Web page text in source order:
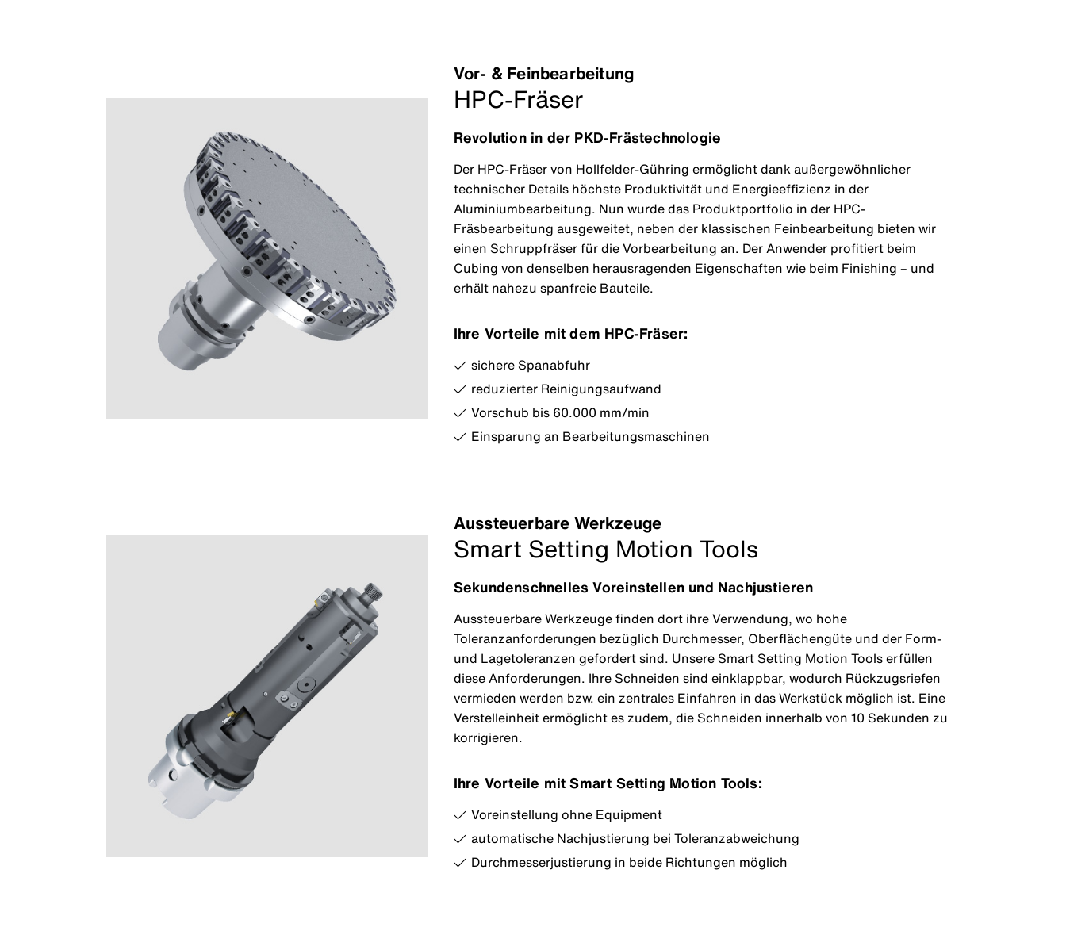
Vor- & Feinbearbeitung
HPC-Fräser
Revolution in der PKD-Frästechnologie
Der HPC-Fräser von Hollfelder-Gühring ermöglicht dank außergewöhnlicher
technischer Details höchste Produktivität und Energieeffizienz in der
Aluminiumbearbeitung. Nun wurde das Produktportfolio in der HPC-
Fräsbearbeitung ausgeweitet, neben der klassischen Feinbearbeitung bieten wir
einen Schruppfräser für die Vorbearbeitung an. Der Anwender profitiert beim
Cubing von denselben herausragenden Eigenschaften wie beim Finishing – und
erhält nahezu spanfreie Bauteile.
Ihre Vorteile mit dem HPC-Fräser:
sichere Spanabfuhr
reduzierter Reinigungsaufwand
Vorschub bis 60.000 mm/min
Einsparung an Bearbeitungsmaschinen
Aussteuerbare Werkzeuge
Smart Setting Motion Tools
Sekundenschnelles Voreinstellen und Nachjustieren
Aussteuerbare Werkzeuge finden dort ihre Verwendung, wo hohe
Toleranzanforderungen bezüglich Durchmesser, Oberflächengüte und der Form-
und Lagetoleranzen gefordert sind. Unsere Smart Setting Motion Tools erfüllen
diese Anforderungen. Ihre Schneiden sind einklappbar, wodurch Rückzugsriefen
vermieden werden bzw. ein zentrales Einfahren in das Werkstück möglich ist. Eine
Verstelleinheit ermöglicht es zudem, die Schneiden innerhalb von 10 Sekunden zu
korrigieren.
Ihre Vorteile mit Smart Setting Motion Tools:
Voreinstellung ohne Equipment
automatische Nachjustierung bei Toleranzabweichung
Durchmesserjustierung in beide Richtungen möglich